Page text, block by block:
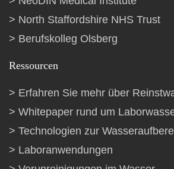
North Staffordshire NHS Trust
Berufskolleg Olsberg
Ressourcen
Erfahren Sie mehr über
Whitepaper rund um
Technologien zur
Laboranwendungen